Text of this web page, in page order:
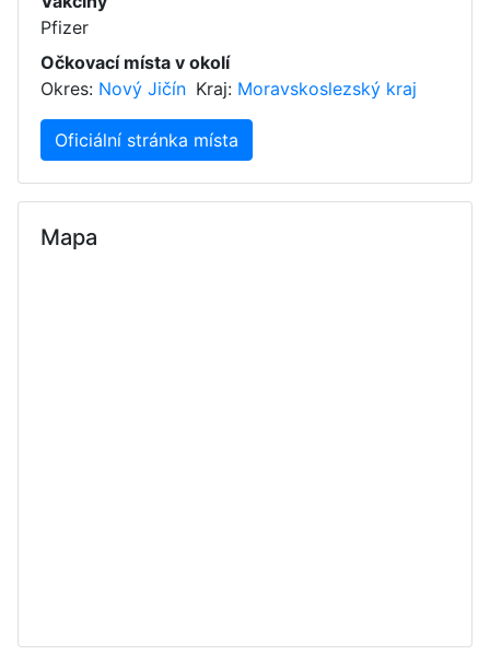
Pfizer
Očkovací místa v okolí
Okres: Nový Jičín Kraj: Moravskoslezský kraj
Oficiální stránka místa
Mapa